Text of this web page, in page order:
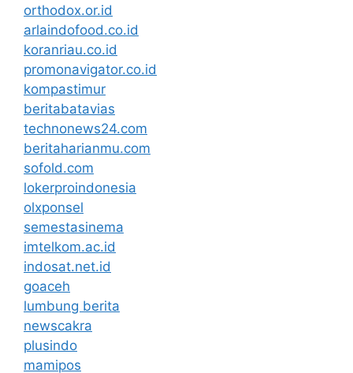
orthodox.or.id
arlaindofood.co.id
koranriau.co.id
promonavigator.co.id
kompastimur
beritabatavias
technonews24.com
beritaharianmu.com
sofold.com
lokerproindonesia
olxponsel
semestasinema
imtelkom.ac.id
indosat.net.id
goaceh
lumbung berita
newscakra
plusindo
mamipos